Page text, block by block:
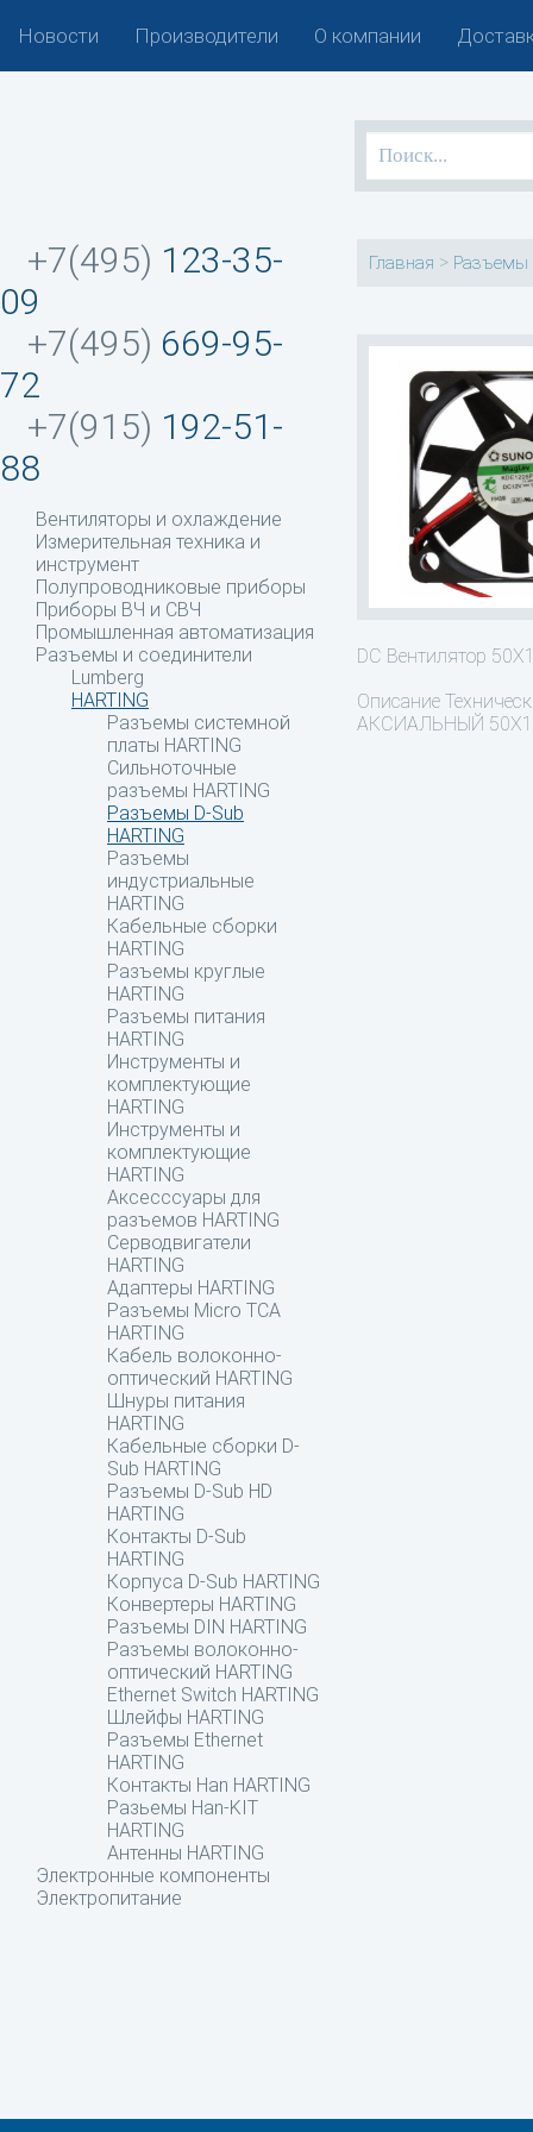
Новости Производители О компании
+7(495) 123-35-
09
+7(495) 669-95-
72
+7(915) 192-51-
88
Вентиляторы и охлаждение
Измерительная техника и
инструмент
Полупроводниковые приборы
Приборы ВЧ и СВЧ
Промышленная автоматизация
Разъемы и соединители
Lumberg
HARTING
Разъемы системной
платы HARTING
Сильноточные
разъемы HARTING
Разъемы D-Sub
HARTING
Разъемы
индустриальные
HARTING
Кабельные сборки
HARTING
Разъемы круглые
HARTING
Разъемы питания
HARTING
Инструменты и
комплектующие
HARTING
Инструменты и
комплектующие
HARTING
Аксесссуары для
разъемов HARTING
Серводвигатели
HARTING
Адаптеры HARTING
Разъемы Micro TCA
HARTING
Кабель волоконно-
оптический HARTING
Шнуры питания
HARTING
Кабельные сборки D-
Sub HARTING
Разъемы D-Sub HD
HARTING
Контакты D-Sub
HARTING
Корпуса D-Sub HARTING
Конвертеры HARTING
Разъемы DIN HARTING
Разъемы волоконно-
оптический HARTING
Ethernet Switch HARTING
Шлейфы HARTING
Разъемы Ethernet
HARTING
Контакты Han HARTING
Разьемы Han-KIT
HARTING
Антенны HARTING
Электронные компоненты
Электропитание
Главная > Разъемы
DC Вентилятор
Описание
АКСИАЛЬНЫЙ